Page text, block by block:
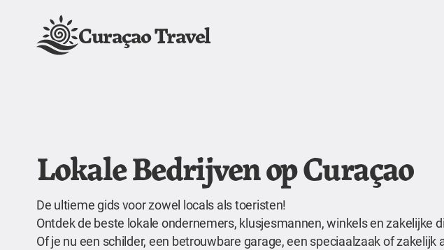
Curaçao Travel
Lokale Bedrijven op Curaçao
De ultieme gids voor zowel locals als toeristen!
Ontdek de beste lokale ondernemers, klusjesmannen, winkels en zakelijke
Of je nu een schilder, een betrouwbare garage, een speciaalzaak of